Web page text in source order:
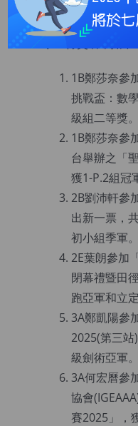
學生成就
學生得獎名單如下﹕
1B鄭莎奈參
挑戰盃：數
級組二等獎。
1B鄭莎奈參
台舉辦之「
獲1-P.2組冠
2B劉沛軒參
出新一票，
初小組季軍。
2E葉朗參加
閉幕禮暨田
跑亞軍和立
3A鄭凱陽參
2025(第三
級劍術亞軍。
3A何宏曆參
協會
賽2025」，